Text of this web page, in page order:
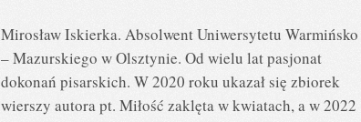
Mirosław Iskierka. Absolwent Uniwersytetu Warmińsko
– Mazurskiego w Olsztynie. Od wielu lat pasjonat
dokonań pisarskich. W 2020 roku ukazał się zbiorek
wierszy autora pt. Miłość zaklęta w kwiatach, a w 2022